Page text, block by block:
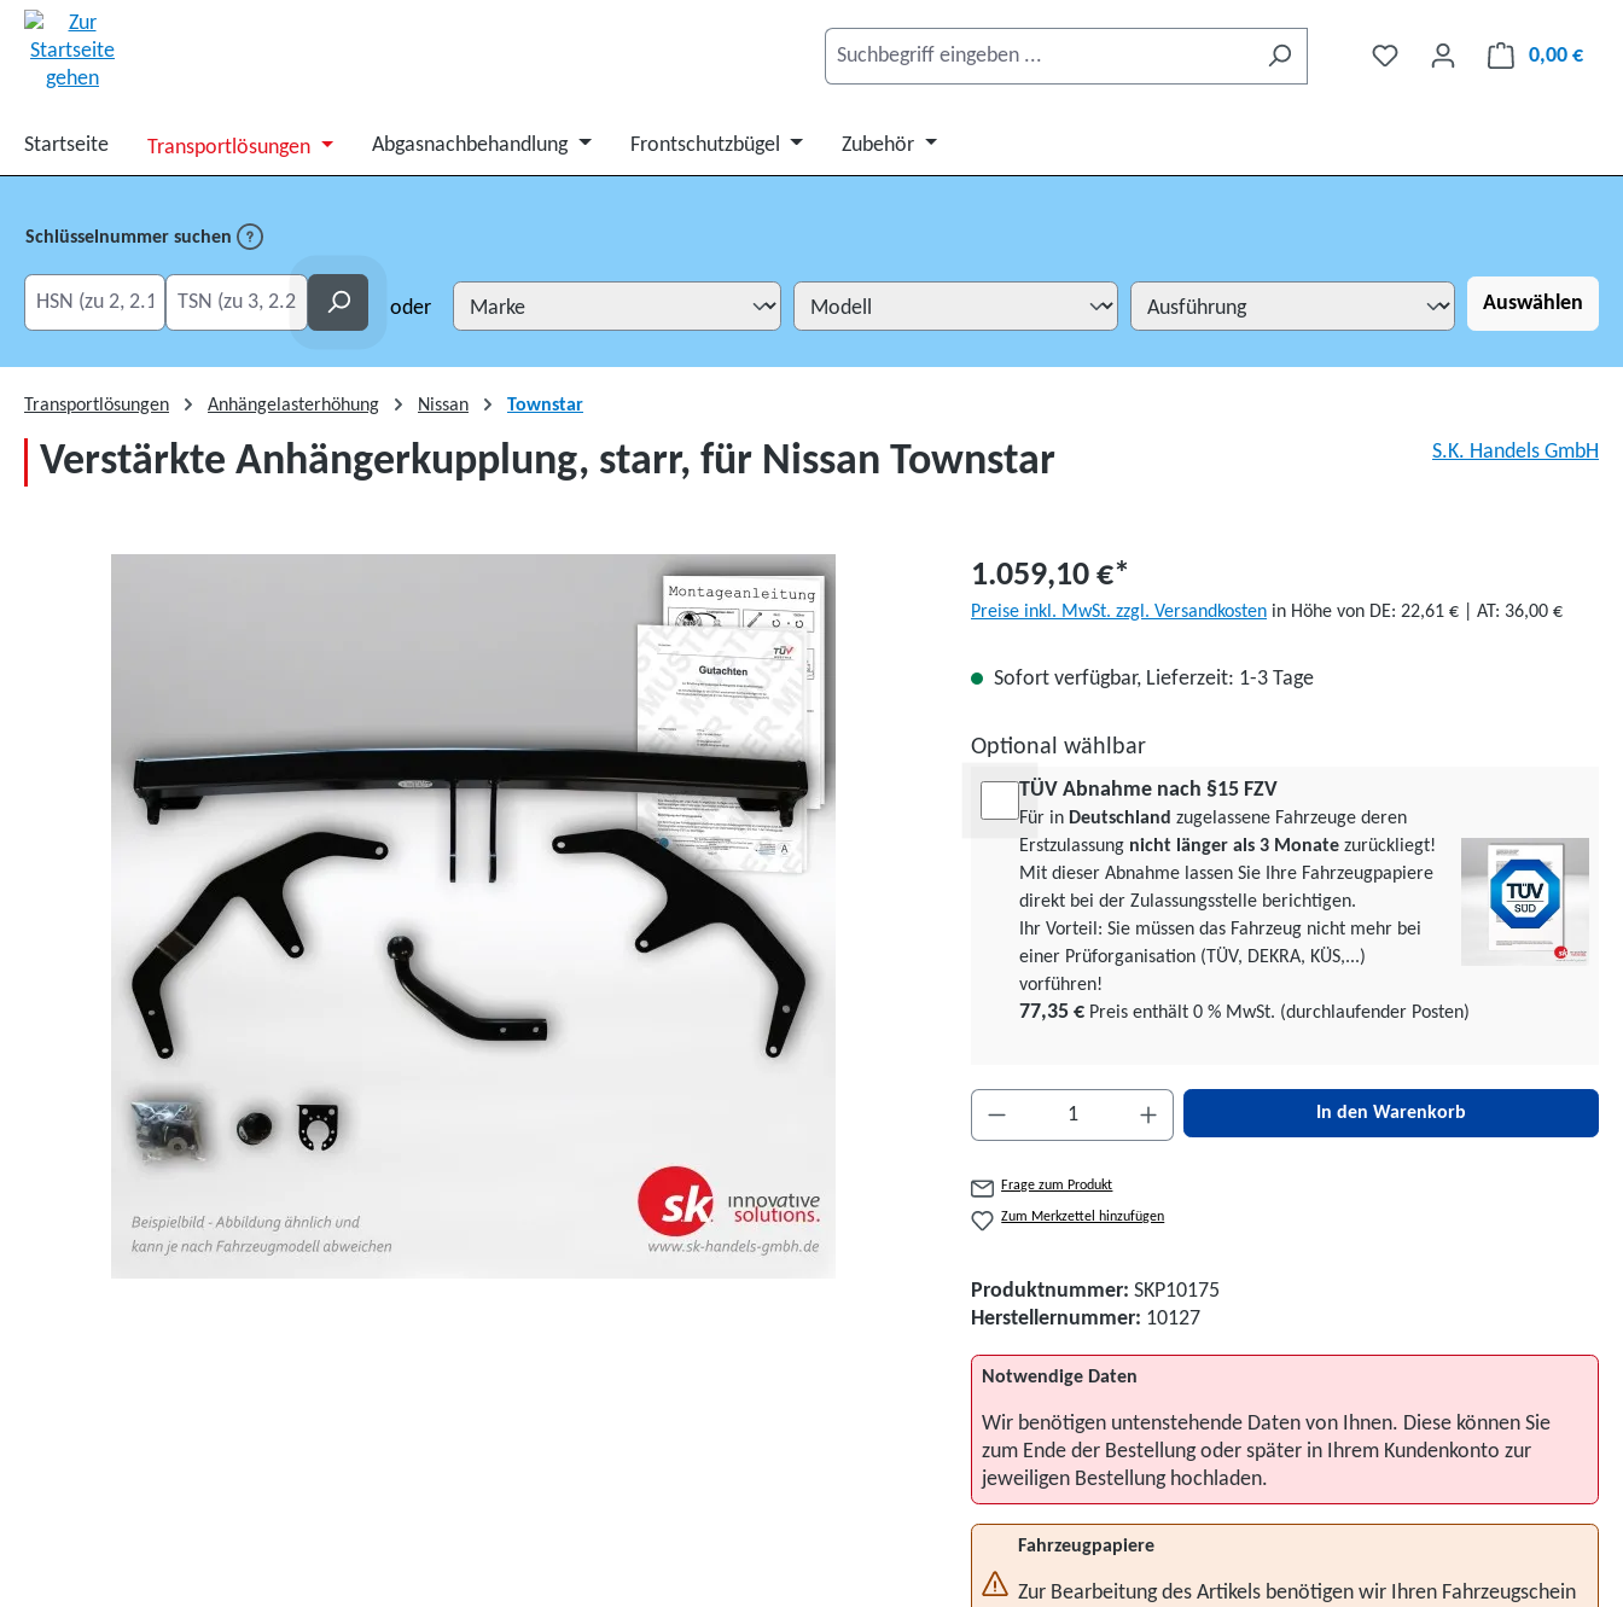
0,00 €
Startseite Transportlösungen Abgasnachbehandlung Frontschutzbügel Zubehör
Schlüsselnummer suchen
HSN eingeben
TSN eingeben Suchen oder Auswählen
Transportlösungen Anhängelasterhöhung Nissan Townstar
Verstärkte Anhängerkupplung, starr, für Nissan Townstar S.K. Handels GmbH
1.059,10 €*
Preise inkl. MwSt. zzgl. Versandkosten in Höhe von DE: 22,61 € | AT: 36,00 €
Sofort verfügbar, Lieferzeit: 1-3 Tage
Optional wählbar
TÜV Abnahme nach §15 FZV
Für in Deutschland zugelassene Fahrzeuge deren
Erstzulassung nicht länger als 3 Monate zurückliegt!
Mit dieser Abnahme lassen Sie Ihre Fahrzeugpapiere
direkt bei der Zulassungsstelle berichtigen.
Ihr Vorteil: Sie müssen das Fahrzeug nicht mehr bei
einer Prüforgani­sation (TÜV, DEKRA, KÜS,...)
vorführen!
77,35 € Preis enthält 0 % MwSt. (durchlaufender Posten)
Produkt Anzahl: Gib den gewünschten Wert ein oder
In den Warenkorb
Frage zum Produkt
Zum Merkzettel hinzufügen
Produktnummer: SKP10175
Herstellernummer: 10127
Notwendige Daten
Wir benötigen untenstehende Daten von Ihnen. Diese können Sie
zum Ende der Bestellung oder später in Ihrem Kundenkonto zur
jeweiligen Bestellung hochladen.
Fahrzeugpapiere
Zur Bearbeitung des Artikels benötigen wir Ihren Fahrzeugschein